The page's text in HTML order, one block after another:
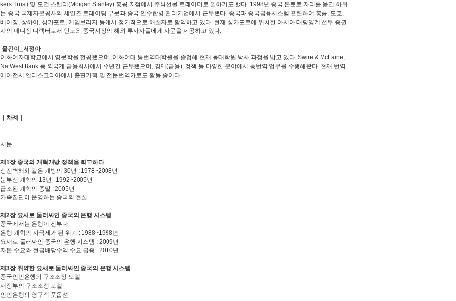
kers Trust) 및 모건 스탠리(Morgan Stanley) 홍콩 지점에서 주식선물 트레이더로 일하기도 했다. 1998년 중국 본토로 자리를 옮긴 하위
는 중국 국제자본공사의 세일즈 트레이딩 부문과 중국 인수합병 관리기업에서 근무했다. 중국과 중국금융시스템 관련하여 홍콩, 도쿄,
베이징, 상하이, 싱가포르, 케임브리지 등에서 정기적으로 해설자로 활약하고 있다. 현재 싱가포르에 위치한 아시아 태평양계 선두 증권
사의 매니징 디렉터로서 인도와 중국시장의 해외 투자자들에게 자문을 제공하고 있다.
옮긴이_서정아
이화여자대학교에서 영문학을 전공했으며, 이화여대 통번역대학원을 졸업해 현재 동대학원 박사 과정을 밟고 있다. Swire & McLaine,
NatWest Bank 등 외국계 금융회사에서 수년간 근무했으며, 경제(금융), 정책 등 다양한 분야에서 통번역 업무를 수행해왔다. 현재 번역
에이전시 엔터스코리아에서 출판기획 및 전문번역가로도 활동 중이다.
｜차례｜
서문
제1장 중국의 개혁개방 정책을 회고하다
상전벽해와 같은 개방의 30년 : 1978~2008년
눈부신 개혁의 13년 : 1992~2005년
급조된 개혁의 종말 : 2005년
가족집단이 운영하는 중국의 현실
제2장 요새로 둘러싸인 중국의 은행 시스템
중국에서는 은행이 전부다
은행 개혁의 자극제가 된 위기 : 1988~1998년
요새로 둘러싸인 중국의 은행 시스템 : 2009년
자본 수요와 현금배당수익 수요 급증 : 2010년
제3장 취약한 요새로 둘러싸인 중국의 은행 시스템
중국인민은행의 구조조정 모델
재정부의 구조조정 모델
인민은행의 영구적 풋옵션